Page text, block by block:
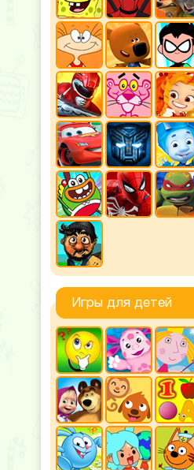
Игры для детей